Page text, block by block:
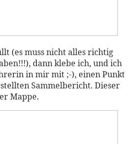
(es muss nicht alles richtig
dann klebe ich, und ich
in mir mit ;-), einen Punkt
Sammelbericht. Dieser
Mappe.